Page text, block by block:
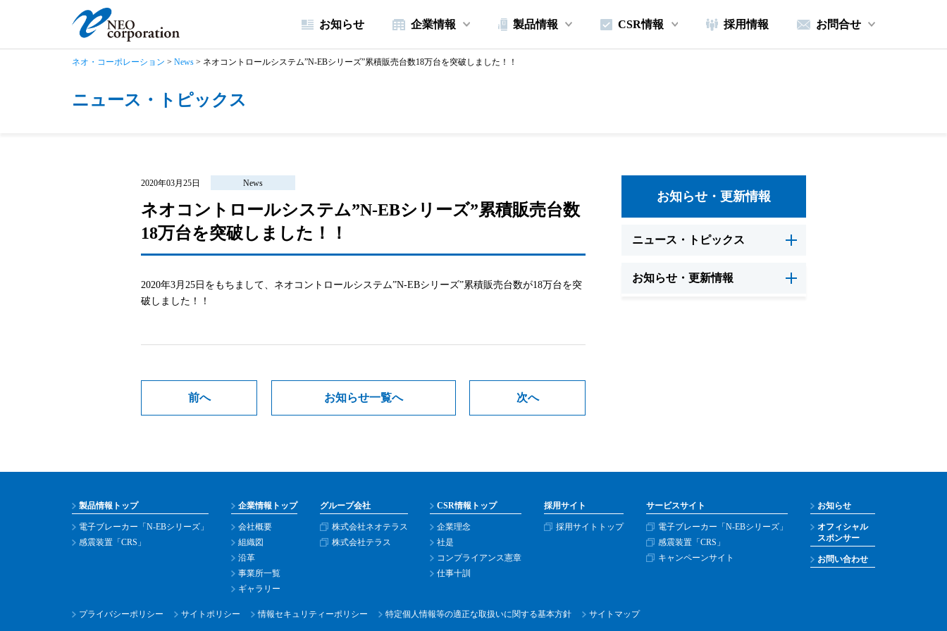
お知らせ 企業情報 製品情報 CSR情報 採用情報 お問合せ
ネオ・コーポレーション > News > ネオコントロールシステム”N-EBシリーズ”累積販売台数18万台を突破しました！！
ニュース・トピックス
2020年03月25日 News
ネオコントロールシステム”N-EBシリーズ”累積販売台数
18万台を突破しました！！
2020年3月25日をもちまして、ネオコントロールシステム”N-EBシリーズ”累積販売台数が18万台を突
破しました！！
前へ お知らせ一覧へ 次へ
お知らせ・更新情報
ニュース・トピックス
お知らせ・更新情報
製品情報トップ
電子ブレーカー「N-EBシリーズ」
感震装置「CRS」
企業情報トップ
会社概要
組織図
沿革
事業所一覧
ギャラリー
グループ会社
株式会社ネオテラス
株式会社テラス
CSR情報トップ
企業理念
社是
コンプライアンス憲章
仕事十訓
採用サイト
採用サイトトップ
サービスサイト
電子ブレーカー「N-EBシリーズ」
感震装置「CRS」
キャンペーンサイト
お知らせ
オフィシャル
スポンサー
お問い合わせ
プライバシーポリシー サイトポリシー 情報セキュリティーポリシー 特定個人情報等の適正な取扱いに関する基本方針 サイトマップ